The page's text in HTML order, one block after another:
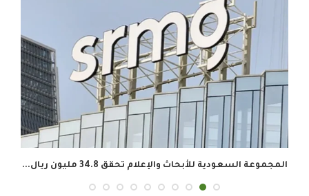
المجموعة السعودية للأبحاث والإعلام تحقق 34.8 مليون ريال...